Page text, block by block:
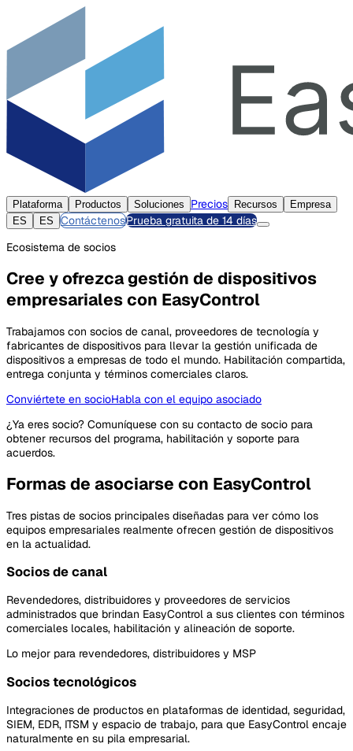
Plataforma Productos Soluciones Precios Recursos
Empresa
ES
ES ContáctenosPrueba gratuita de 14 días
Ecosistema de socios
Cree y ofrezca gestión de dispositivos
empresariales con EasyControl
Trabajamos con socios de canal, proveedores de tecnología y
fabricantes de dispositivos para llevar la gestión unificada de
dispositivos a empresas de todo el mundo. Habilitación compartida,
entrega conjunta y términos comerciales claros.
Conviértete en socioHabla con el equipo asociado
¿Ya eres socio? Comuníquese con su contacto de socio para
obtener recursos del programa, habilitación y soporte para
acuerdos.
Formas de asociarse con EasyControl
Tres pistas de socios principales diseñadas para ver cómo los
equipos empresariales realmente ofrecen gestión de dispositivos
en la actualidad.
Socios de canal
Revendedores, distribuidores y proveedores de servicios
administrados que brindan EasyControl a sus clientes con términos
comerciales locales, habilitación y alineación de soporte.
Lo mejor para revendedores, distribuidores y MSP
Socios tecnológicos
Integraciones de productos en plataformas de identidad, seguridad,
SIEM, EDR, ITSM y espacio de trabajo, para que EasyControl encaje
naturalmente en su pila empresarial.